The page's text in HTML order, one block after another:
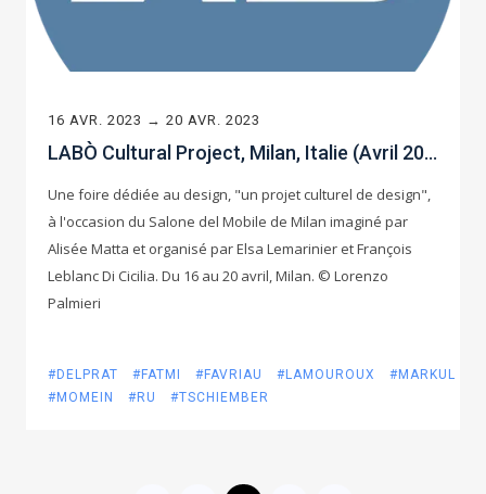
16 AVR. 2023 → 20 AVR. 2023
LABÒ Cultural Project, Milan, Italie (Avril 2023)
Une foire dédiée au design, "un projet culturel de design",
à l'occasion du Salone del Mobile de Milan imaginé par
Alisée Matta et organisé par Elsa Lemarinier et François
Leblanc Di Cicilia. Du 16 au 20 avril, Milan. © Lorenzo
Palmieri
#DELPRAT #FATMI #FAVRIAU #LAMOUROUX
#MARKUL
#MOMEIN
#RU #TSCHIEMBER